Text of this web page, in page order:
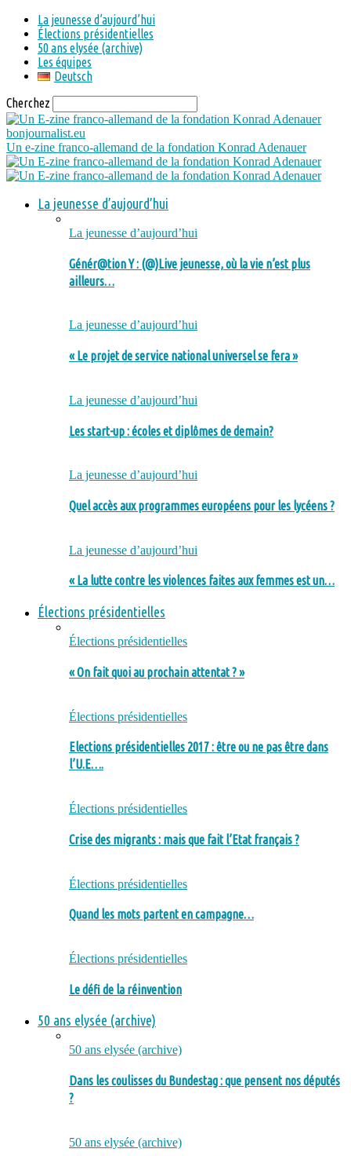
La jeunesse d’aujourd’hui
Élections présidentielles
50 ans elysée (archive)
Les équipes
Deutsch
Cherchez
bonjournalist.eu
Un e-zine franco-allemand de la fondation Konrad Adenauer
La jeunesse d’aujourd’hui
La jeunesse d’aujourd’hui
Génér@tion Y : (@)Live jeunesse, où la vie n’est plus
ailleurs…
La jeunesse d’aujourd’hui
« Le projet de service national universel se fera »
La jeunesse d’aujourd’hui
Les start-up : écoles et diplômes de demain?
La jeunesse d’aujourd’hui
Quel accès aux programmes européens pour les lycéens ?
La jeunesse d’aujourd’hui
« La lutte contre les violences faites aux femmes est un…
Élections présidentielles
Élections présidentielles
« On fait quoi au prochain attentat ? »
Élections présidentielles
Elections présidentielles 2017 : être ou ne pas être dans
l’U.E….
Élections présidentielles
Crise des migrants : mais que fait l’Etat français ?
Élections présidentielles
Quand les mots partent en campagne…
Élections présidentielles
Le défi de la réinvention
50 ans elysée (archive)
50 ans elysée (archive)
Dans les coulisses du Bundestag : que pensent nos députés
?
50 ans elysée (archive)